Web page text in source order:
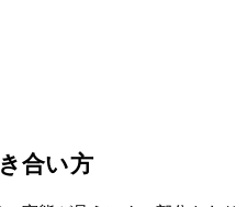
合い方